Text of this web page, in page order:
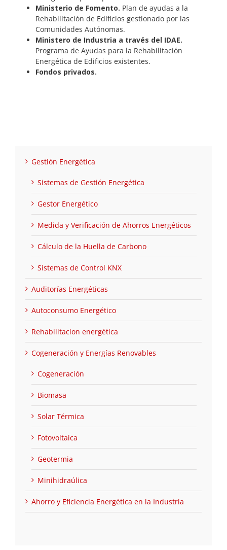
Ministerio de Fomento. Plan de ayudas a la
Rehabilitación de Edificios gestionado por las
Comunidades Autónomas.
Ministero de Industria a través del IDAE.
Programa de Ayudas para la Rehabilitación
Energética de Edificios existentes.
Fondos privados.
Gestión Energética
Sistemas de Gestión Energética
Gestor Energético
Medida y Verificación de Ahorros Energéticos
Cálculo de la Huella de Carbono
Sistemas de Control KNX
Auditorías Energéticas
Autoconsumo Energético
Rehabilitacion energética
Cogeneración y Energías Renovables
Cogeneración
Biomasa
Solar Térmica
Fotovoltaica
Geotermia
Minihidraúlica
Ahorro y Eficiencia Energética en la Industria